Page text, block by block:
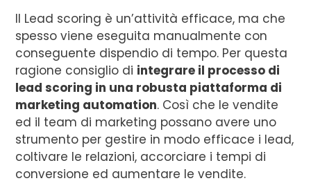
Il Lead scoring è un’attività efficace, ma che
spesso viene eseguita manualmente con
conseguente dispendio di tempo. Per questa
ragione consiglio di integrare il processo di
lead scoring in una robusta piattaforma di
marketing automation. Così che le vendite
ed il team di marketing possano avere uno
strumento per gestire in modo efficace i lead,
coltivare le relazioni, accorciare i tempi di
conversione ed aumentare le vendite.